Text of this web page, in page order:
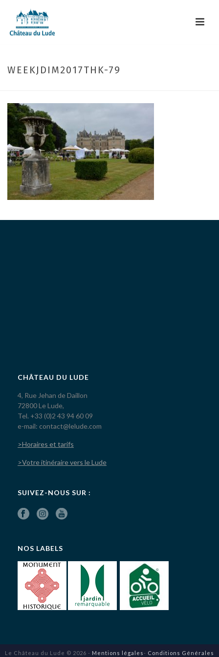
WEEKJDIM2017THK-79
CHÂTEAU DU LUDE
4, Rue Jehan de Daillon
72800 Le Lude,
Tel. +33 (0)2 43 94 60 09
e-mail: contact@lelude.com
>Horaires et tarifs
>Votre itinéraire vers le Lude
SUIVEZ-NOUS SUR :
NOS LABELS
Le Château du Lude © 2026 - Mentions légales- Conditions Générales